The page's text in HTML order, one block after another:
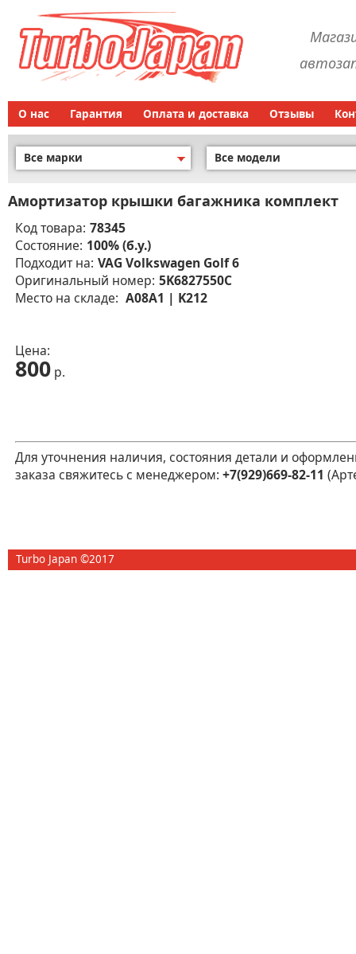
О нас Гарантия Оплата и доставка Отзывы
Все марки Все модели
Амортизатор крышки багажника комплект
Код товара: 78345
Состояние: 100% (б.у.)
Подходит на: VAG Volkswagen Golf 6
Оригинальный номер: 5K6827550C
Место на складе: A08A1 | K212
Цена:
800 р.
Для уточнения наличия, состояния детали и
заказа свяжитесь с менеджером: +7(929)669-82-11
Turbo Japan ©2017